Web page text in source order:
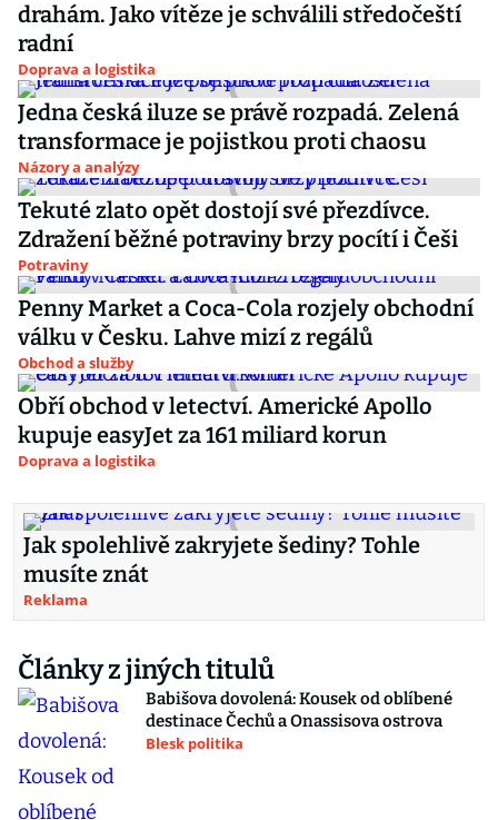
drahám. Jako vítěze je schválili středočeští
radní
Doprava a logistika
Jedna česká iluze se právě rozpadá. Zelená
transformace je pojistkou proti chaosu
Názory a analýzy
Tekuté zlato opět dostojí své přezdívce.
Zdražení běžné potraviny brzy pocítí i Češi
Potraviny
Penny Market a Coca-Cola rozjely obchodní
válku v Česku. Lahve mizí z regálů
Obchod a služby
Obří obchod v letectví. Americké Apollo
kupuje easyJet za 161 miliard korun
Doprava a logistika
Jak spolehlivě zakryjete šediny? Tohle
musíte znát
Reklama
Články z jiných titulů
Babišova dovolená: Kousek od oblíbené
destinace Čechů a Onassisova ostrova
Blesk politika